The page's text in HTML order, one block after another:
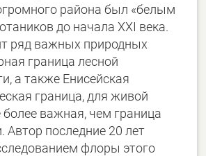
района был «белым
до начала XXI века.
ряд важных природных
граница лесной
а также Енисейская
граница, для живой
важная, чем граница
Автор последние 20 лет
флоры этого